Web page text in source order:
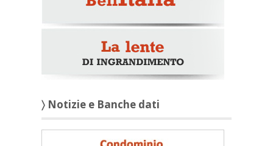
〉 Notizie e Banche dati